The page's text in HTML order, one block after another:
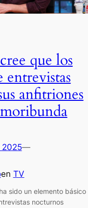
que los
entrevistas
anfitriones
2025—
en TV
sido un elemento básico
nocturnos